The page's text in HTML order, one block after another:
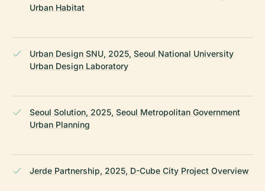
Urban Habitat
Urban Design SNU, 2025, Seoul National University
Urban Design Laboratory
Seoul Solution, 2025, Seoul Metropolitan Government
Urban Planning
Jerde Partnership, 2025, D-Cube City Project Overview